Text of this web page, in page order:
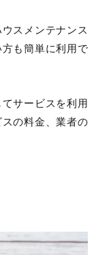
スメンテナンス
も簡単に利用で
サービスを利用
の料金、業者の